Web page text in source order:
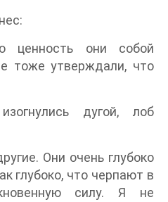
ценность они собой
тоже утверждали, что
дугой, лоб
Они очень глубоко
глубоко, что черпают в
силу. Я не